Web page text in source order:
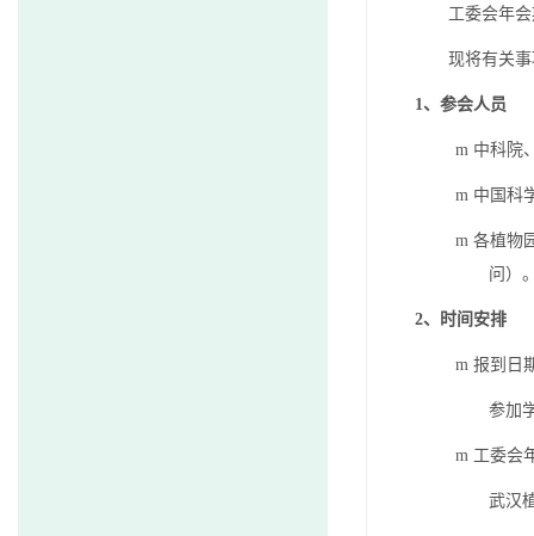
工委会年
现将有关
1、参会人员
m 中科院
m 中国科
m 各植物
问）
2、时间安排
m 报到日
参加
m 工委会
武汉